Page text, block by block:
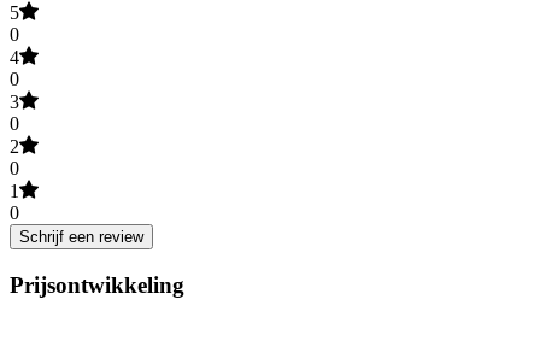
5
0
4
0
3
0
2
0
1
0
Schrijf een review
Prijsontwikkeling